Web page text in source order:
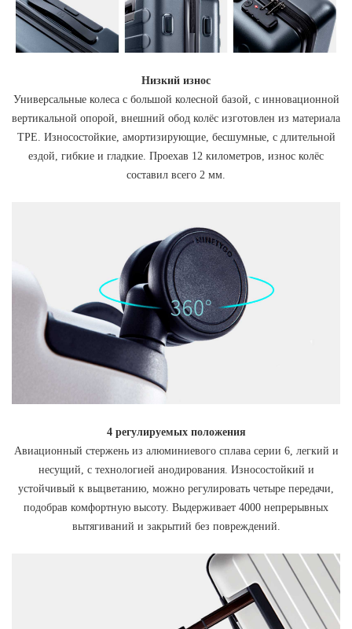
Низкий износ
Универсальные колеса с большой колесной базой, с инновационной
вертикальной опорой, внешний обод колёс изготовлен из материала
TPE. Износостойкие, амортизирующие, бесшумные, с длительной
ездой, гибкие и гладкие. Проехав 12 километров, износ колёс
составил всего 2 мм.
4 регулируемых положения
Авиационный стержень из алюминиевого сплава серии 6, легкий и
несущий, с технологией анодирования. Износостойкий и
устойчивый к выцветанию, можно регулировать четыре передачи,
подобрав комфортную высоту. Выдерживает 4000 непрерывных
вытягиваний и закрытий без повреждений.